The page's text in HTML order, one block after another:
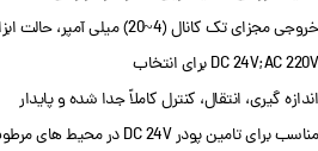
خروجی مجزای تک کانال (4~20) میلی آمپر، حالت ابزار/فرستنده برای انتخاب
DC 24V;AC 220V برای انتخاب
اندازه گیری، انتقال، کنترل کاملاً جدا شده و پایدار
مناسب برای تامین پودر DC 24V در محیط های مرطوب، منبع تغذیه متمرکز